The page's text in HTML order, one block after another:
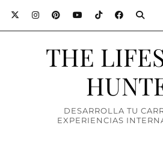
THE
DESARROLLA TU
EXPERIENCIAS